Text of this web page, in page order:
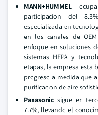
MANN+HUMMEL
participacion del
especializada en
en los canales de
enfoque en soluciones
sistemas HEPA y
etapas, la empresa esta
progreso a medida que
purificacion de aire
Panasonic sigue en
7.7%, llevando el